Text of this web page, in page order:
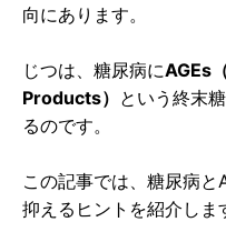
向にあります。
じつは、糖尿病にAGEs
Products） という終末
るのです。
この記事では、糖尿病と
抑えるヒントを紹介しま